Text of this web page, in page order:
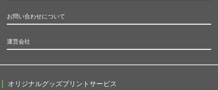
お問い合わせについて
運営会社
オリジナルグッズプリントサービス